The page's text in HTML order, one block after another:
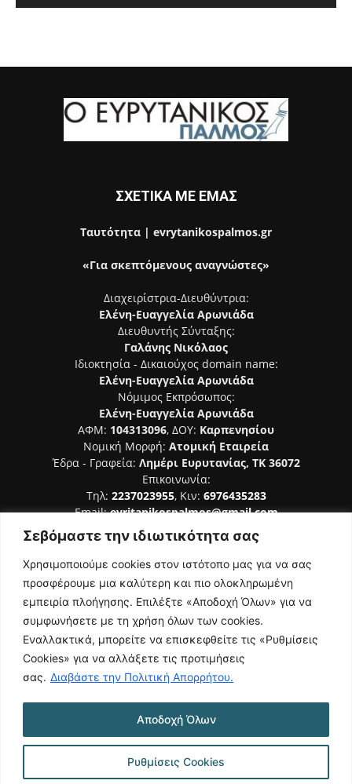
Σεβόμαστε την ιδιωτικότητα σας
Χρησιμοποιούμε cookies στον ιστότοπο μας για να σας
προσφέρουμε μια καλύτερη και πιο ολοκληρωμένη
εμπειρία πλοήγησης. Επιλέξτε «Αποδοχή Όλων» για να
συμφωνήσετε με τη χρήση όλων των cookies.
Εναλλακτικά, μπορείτε να επισκεφθείτε τις «Ρυθμίσεις
Cookies» για να αλλάξετε τις προτιμήσεις
σας. Διαβάστε την Πολιτική Απορρήτου.
Ρυθμίσεις Cookies
Αποδοχή Όλων
ΣΧΕΤΙΚΑ ΜΕ ΕΜΑΣ
Ταυτότητα | evrytanikospalmos.gr
«Για σκεπτόμενους αναγνώστες»
Διαχειρίστρια-Διευθύντρια:
Ελένη-Ευαγγελία Αρωνιάδα
Διευθυντής Σύνταξης:
Γαλάνης Νικόλαος
Ιδιοκτησία - Δικαιούχος domain name:
Ελένη-Ευαγγελία Αρωνιάδα
Νόμιμος Εκπρόσωπος:
Ελένη-Ευαγγελία Αρωνιάδα
ΑΦΜ: 104313096, ΔΟΥ: Καρπενησίου
Νομική Μορφή: Ατομική Εταιρεία
Έδρα - Γραφεία: Λημέρι Ευρυτανίας, ΤΚ 36072
Επικοινωνία:
Τηλ: 2237023955, Κιν: 6976435283
Email:evritanikospalmos@gmail.com
Αριθμός Πιστοποίησης Μ.Η.Τ. 242044
ΑΚΟΛΟΥΘΗΣΕ ΜΑΣ
Όροι Χρήσης
Κατασκευή Ιστοσελίδας | Κοκοτίνης Δημήτριος